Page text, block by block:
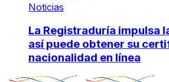
Noticias
La Registraduría impulsa
así puede obtener su
nacionalidad en línea